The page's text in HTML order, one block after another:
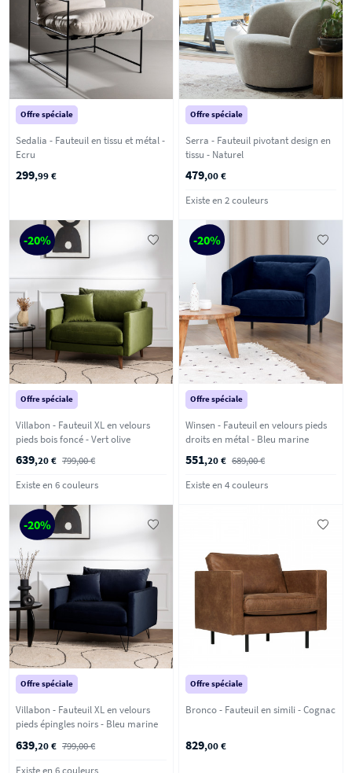
Offre spéciale
Sedalia - Fauteuil en tissu et métal -
Ecru
299,99 €
Offre spéciale
Serra - Fauteuil pivotant design en
tissu - Naturel
479,00 €
Existe en 2 couleurs
-20%
Offre spéciale
Villabon - Fauteuil XL en velours
pieds bois foncé - Vert olive
639,20 € 799,00 €
Existe en 6 couleurs
-20%
Offre spéciale
Winsen - Fauteuil en velours pieds
droits en métal - Bleu marine
551,20 € 689,00 €
Existe en 4 couleurs
-20%
Offre spéciale
Villabon - Fauteuil XL en velours
pieds épingles noirs - Bleu marine
639,20 € 799,00 €
Existe en 6 couleurs
Offre spéciale
Bronco - Fauteuil en simili - Cognac
829,00 €